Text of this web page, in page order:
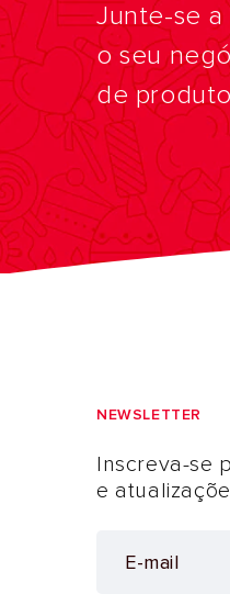
Junte-se
o seu
de
NEWSLETTER
Inscreva-se
e